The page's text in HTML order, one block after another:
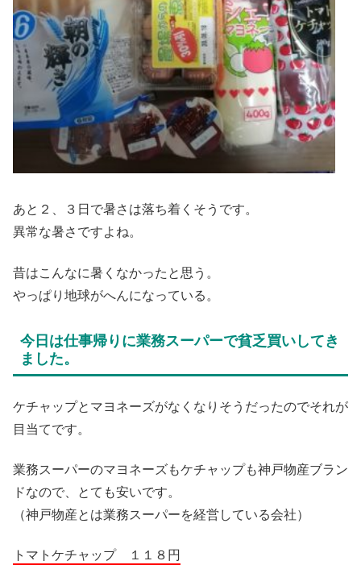
あと２、３日で暑さは落ち着くそうです。
異常な暑さですよね。
昔はこんなに暑くなかったと思う。
やっぱり地球がへんになっている。
今日は仕事帰りに業務スーパーで貧乏買いしてき
ました。
ケチャップとマヨネーズがなくなりそうだったのでそれが
目当てです。
業務スーパーのマヨネーズもケチャップも神戸物産ブラン
ドなので、とても安いです。
（神戸物産とは業務スーパーを経営している会社）
トマトケチャップ １１８円